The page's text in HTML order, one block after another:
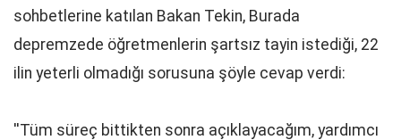
sohbetlerine katılan Bakan Tekin, Burada
depremzede öğretmenlerin şartsız tayin istediği, 22
ilin yeterli olmadığı sorusuna şöyle cevap verdi:
''Tüm süreç bittikten sonra açıklayacağım, yardımcı